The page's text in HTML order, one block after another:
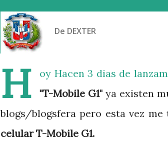
De DEXTER
H oy Hacen 3 dias de
"T-Mobile G1" ya existen
blogs/blogsfera pero esta vez
celular T-Mobile G1.